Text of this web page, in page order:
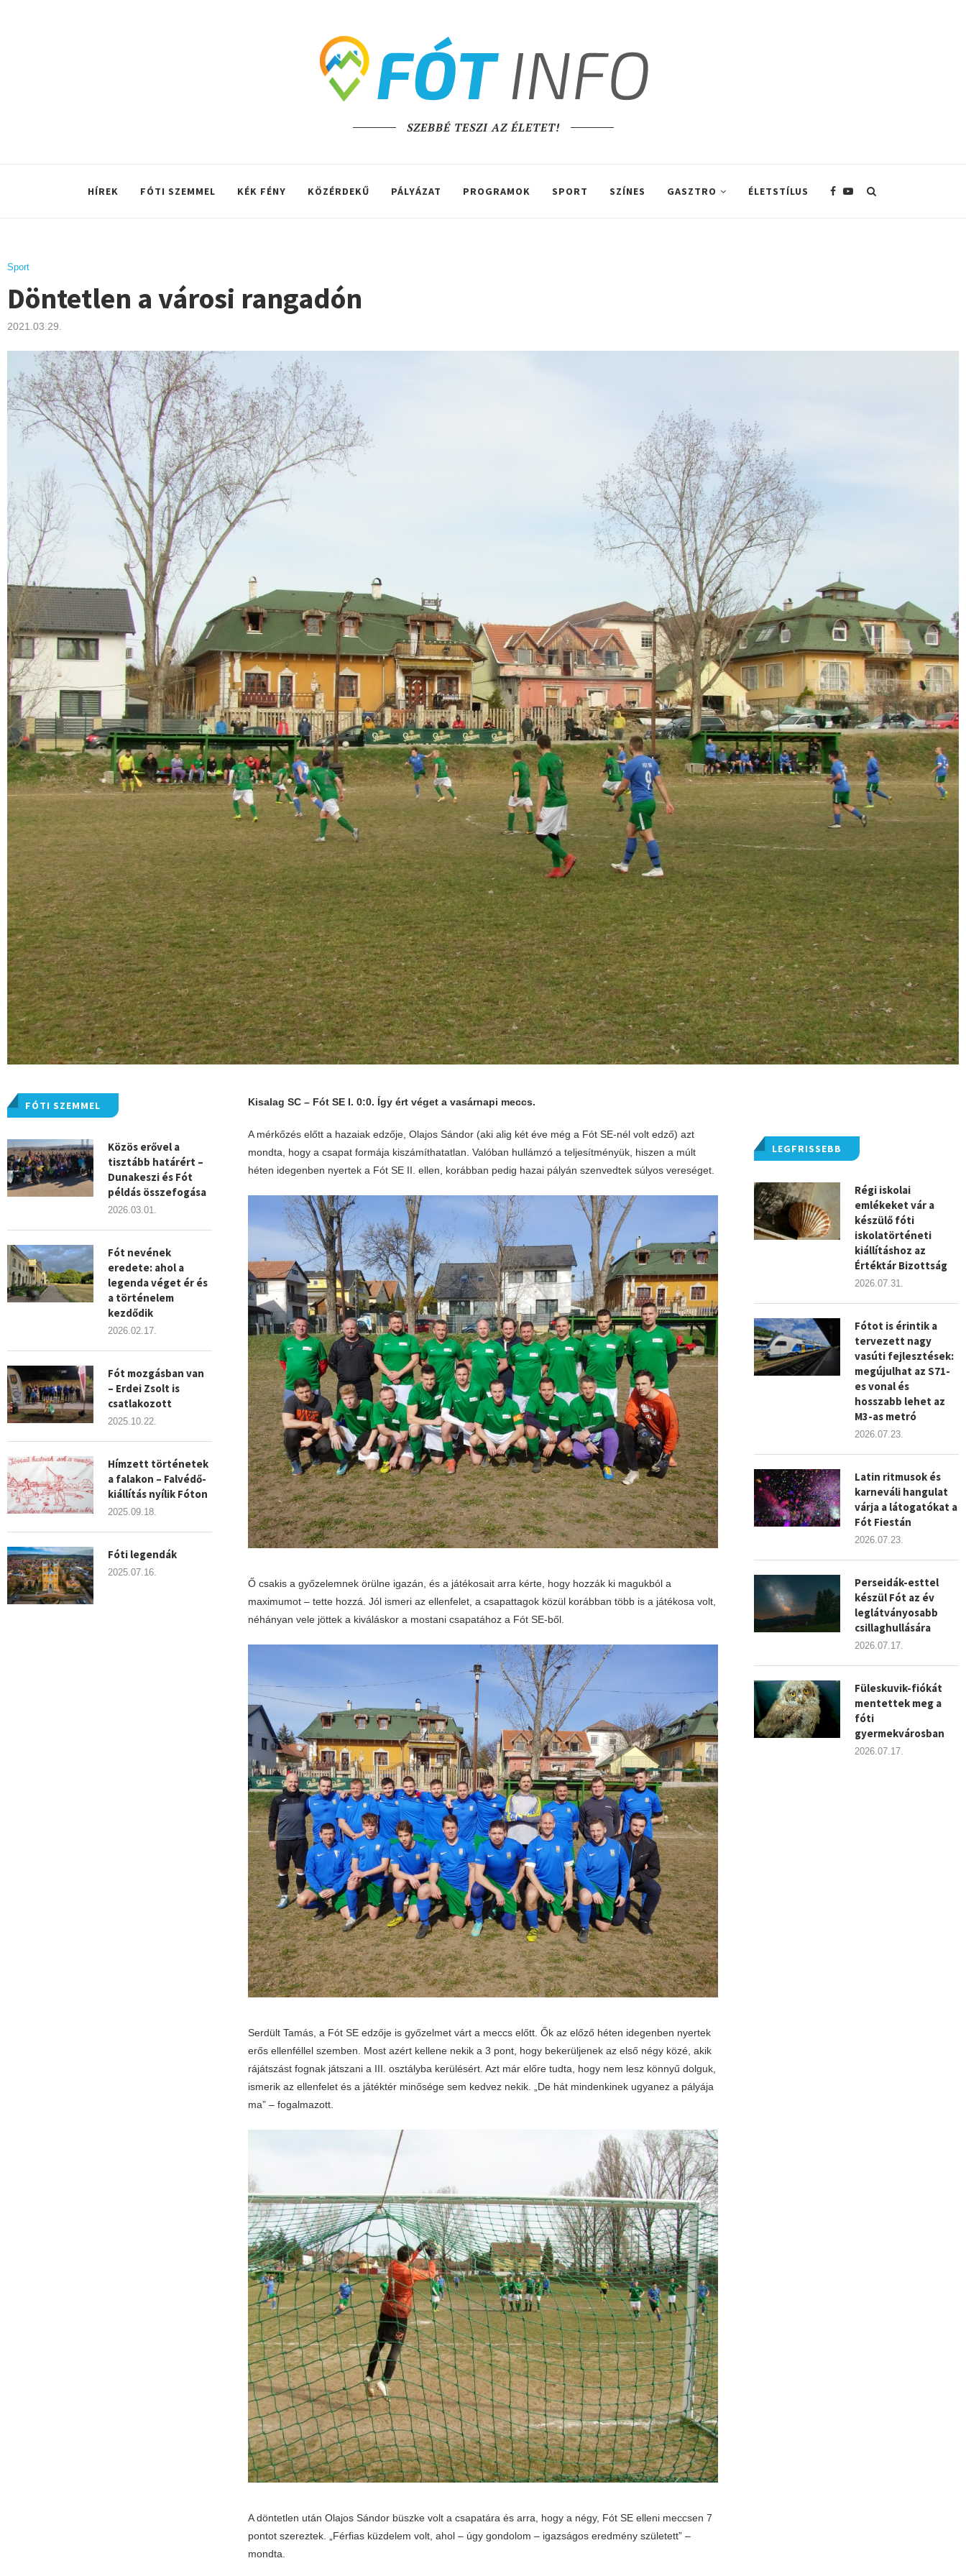
SZEBBÉ TESZI AZ ÉLETET!
HÍREK FÓTI SZEMMEL KÉK FÉNY KÖZÉRDEKŰ PÁLYÁZAT PROGRAMOK SPORT SZÍNES GASZTRO ÉLETSTÍLUS
Sport
Döntetlen a városi rangadón
2021.03.29.
Kisalag SC – Fót SE I. 0:0. Így ért véget a vasárnapi meccs.
A mérkőzés előtt a hazaiak edzője, Olajos Sándor (aki alig két éve még a Fót SE-nél volt edző) azt
mondta, hogy a csapat formája kiszámíthatatlan. Valóban hullámzó a teljesítményük, hiszen a múlt
héten idegenben nyertek a Fót SE II. ellen, korábban pedig hazai pályán szenvedtek súlyos vereséget.
Ő csakis a győzelemnek örülne igazán, és a játékosait arra kérte, hogy hozzák ki magukból a
maximumot – tette hozzá. Jól ismeri az ellenfelet, a csapattagok közül korábban több is a játékosa volt,
néhányan vele jöttek a kiváláskor a mostani csapatához a Fót SE-ből.
Serdült Tamás, a Fót SE edzője is győzelmet várt a meccs előtt. Ők az előző héten idegenben nyertek
erős ellenféllel szemben. Most azért kellene nekik a 3 pont, hogy bekerüljenek az első négy közé, akik
rájátszást fognak játszani a III. osztályba kerülésért. Azt már előre tudta, hogy nem lesz könnyű dolguk,
ismerik az ellenfelet és a játéktér minősége sem kedvez nekik. „De hát mindenkinek ugyanez a pályája
ma” – fogalmazott.
A döntetlen után Olajos Sándor büszke volt a csapatára és arra, hogy a négy, Fót SE elleni meccsen 7
pontot szereztek. „Férfias küzdelem volt, ahol – úgy gondolom – igazságos eredmény született” –
mondta.
LEGFRISSEBB
Régi iskolai
emlékeket vár a
készülő fóti
iskolatörténeti
kiállításhoz az
Értéktár Bizottság
2026.07.31.
Fótot is érintik a
tervezett nagy
vasúti fejlesztések:
megújulhat az S71-
es vonal és
hosszabb lehet az
M3-as metró
2026.07.23.
Latin ritmusok és
karneváli hangulat
várja a látogatókat a
Fót Fiestán
2026.07.23.
Perseidák-esttel
készül Fót az év
leglátványosabb
csillaghullására
2026.07.17.
Füleskuvik-fiókát
mentettek meg a
fóti
gyermekvárosban
2026.07.17.
FÓTI SZEMMEL
Közös erővel a
tisztább határért –
Dunakeszi és Fót
példás összefogása
2026.03.01.
Fót nevének
eredete: ahol a
legenda véget ér és
a történelem
kezdődik
2026.02.17.
Fót mozgásban van
– Erdei Zsolt is
csatlakozott
2025.10.22.
Hímzett történetek
a falakon – Falvédő-
kiállítás nyílik Fóton
2025.09.18.
Fóti legendák
2025.07.16.